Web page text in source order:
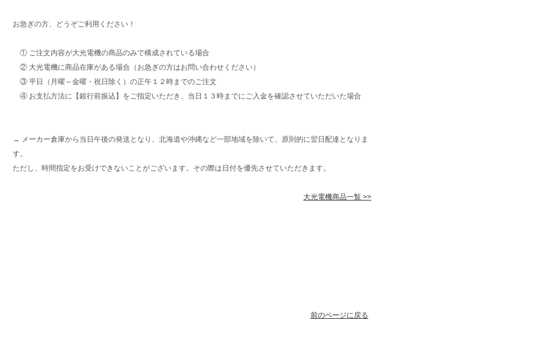
お急ぎの方、どうぞご利用ください！
① ご注文内容が大光電機の商品のみで構成されている場合
② 大光電機に商品在庫がある場合（お急ぎの方はお問い合わせください）
③ 平日（月曜～金曜・祝日除く）の正午１２時までのご注文
④ お支払方法に【銀行前振込】をご指定いただき、当日１３時までにご入金を確認させていただいた場合
→ メーカー倉庫から当日午後の発送となり、北海道や沖縄など一部地域を除いて、原則的に翌日配達となりま
す。
ただし、時間指定をお受けできないことがございます。その際は日付を優先させていただきます。
大光電機商品一覧 >>
前のページに戻る